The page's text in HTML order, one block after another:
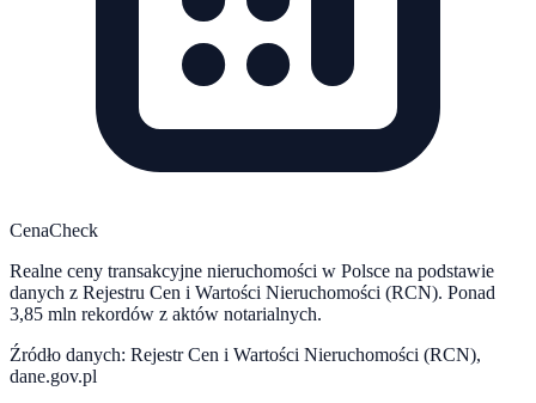
CenaCheck
Realne ceny transakcyjne nieruchomości w Polsce na podstawie
danych z Rejestru Cen i Wartości Nieruchomości (RCN). Ponad
3,85 mln rekordów z aktów notarialnych.
Źródło danych: Rejestr Cen i Wartości Nieruchomości (RCN),
dane.gov.pl